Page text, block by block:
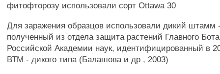
фитофторозу использовали сорт Ottawa 30
Для заражения образцов использовали дикий
полученный из отдела защита растений Главного
Российской Академии наук, идентифицированный в
ВТМ - дикого типа (Балашова и др , 2003)